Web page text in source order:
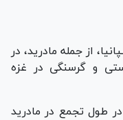
از جمله مادرید، در
و گرسنگی در غزه
طول تجمع در مادرید